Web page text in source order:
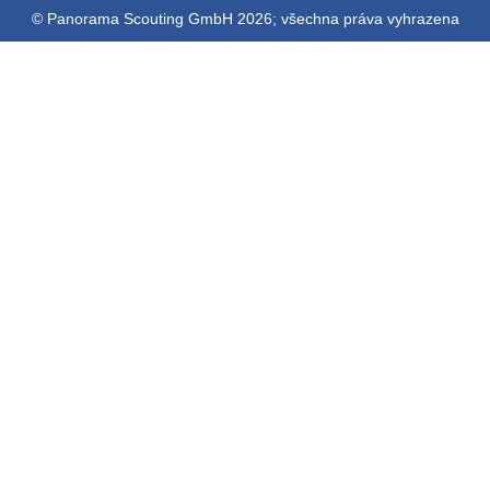
© Panorama Scouting GmbH 2026; všechna práva vyhrazena